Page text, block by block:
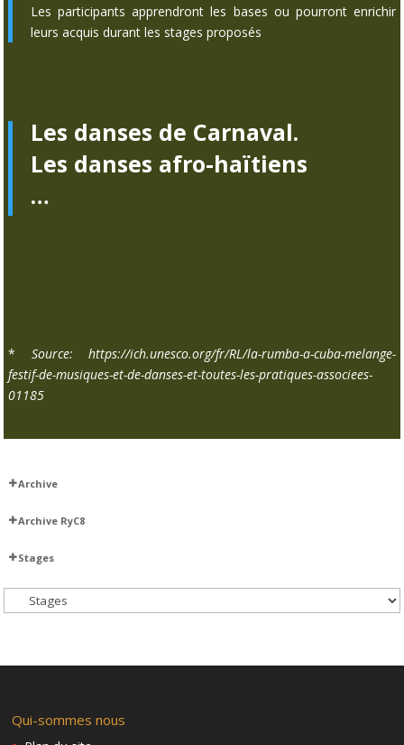
Les participants apprendront les bases ou pourront enrichir
leurs acquis durant les stages proposés
Les danses de Carnaval.
Les danses afro-haïtiens
…
* Source: https://ich.unesco.org/fr/RL/la-rumba-a-cuba-melange-
festif-de-musiques-et-de-danses-et-toutes-les-pratiques-associees-
01185
Archive
Assane
DJs
Djs
Gustavo
Dimanche 18 Février 2018
Vendredi 16 Février 2018
Archive RyC8
Stages
Aché y candela 2018
Candela y pica pica
Qui-sommes nous